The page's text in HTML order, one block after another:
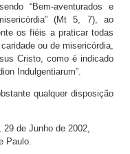
“Bem-aventurados e
(Mt 5, 7), ao
os fiéis a praticar todas
ou de misericórdia,
Cristo, como é indicado
Indulgentiarum”.
qualquer disposição
de Junho de 2002,
Paulo.